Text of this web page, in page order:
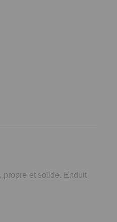
propre et solide. Enduit